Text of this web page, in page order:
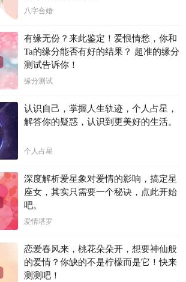
八字合婚
有缘无份？来此鉴定！爱恨情愁，你和
Ta的缘分能否有好的结果？ 超准的缘分
测试告诉你！
缘分测试
认识自己，掌握人生轨迹，个人占星，
解答你的疑惑，认识到更美好的生活。
个人占星
深度解析爱星象对爱情的影响，搞定星
座女，其实只需要一个秘诀，点此开始
吧。
爱情塔罗
恋爱春风来，桃花朵朵开，想要神仙般
的爱情？你缺的不是柠檬而是它！快来
测测吧！